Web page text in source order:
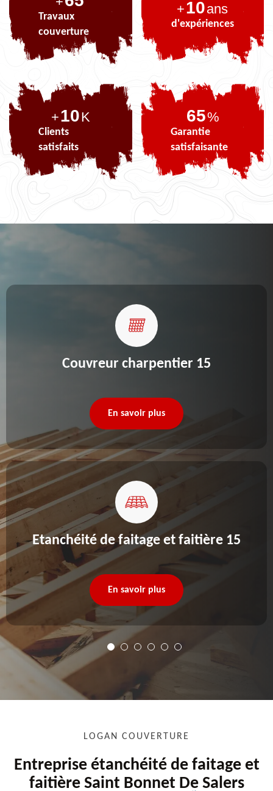
Travaux
couverture
+10ans
d'expériences
+10K
Clients
satisfaits
82%
Garantie
satisfaisante
Couvreur charpentier 15
En savoir plus
Etanchéité de faitage et faitière 15
En savoir plus
LOGAN COUVERTURE
Entreprise étanchéité de faitage et
faitière Saint Bonnet De Salers